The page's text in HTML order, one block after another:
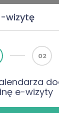
Łukasz
rodzinny
wizytę
02
e-wizyty